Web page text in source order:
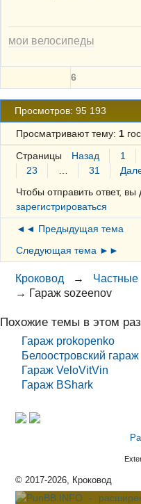
мои велосипеды
6
Просмотров: 95 193
Просматривают тему: 1
Страницы Назад 1
23
31
Чтобы отправить ответ,
зарегистрироваться
◄◄ Предыдущая тема
Следующая тема ►►
Кроковод →
→ Гараж sozeenov
Похожие темы в этом
Гараж prokopenko
Белоостровский гараж
Гараж VeloVitVin
Гараж BShark
© 2017-2026, Кроковод